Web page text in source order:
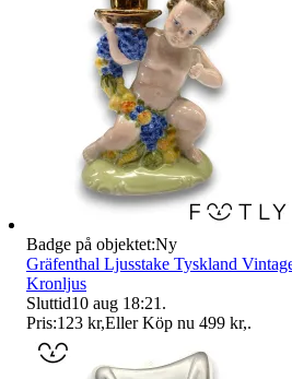
Badge på objektet:Ny
Gräfenthal Ljusstake Tyskland
Kronljus
Sluttid10 aug 18:21 .
Pris:123 kr,Eller Köp nu 499 kr,.